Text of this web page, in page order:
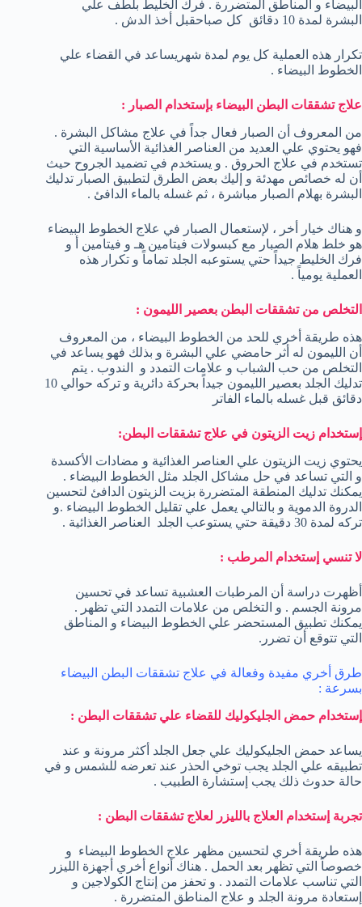
البيضاء و المناطق المتضررة . فرك الخليط بلطف علي
البشرة لمدة 10 دقائق كل صباحقبل أخذ الدش .
تكرار هذه العملية كل يوم لمدة شهريساعد في القضاء علي
الخطوط البيضاء .
علاج تشققات البطن البيضاء بإستخدام الصبار :
من المعروف أن الصبار فعال جداً في علاج مشاكل البشرة .
فهو يحتوي علي العديد من العناصر الغذائية الأساسية التي
تستخدم في علاج الحروق . و يستخدم في تضميد الجروح حيث
أن له خصائص مهدئة و إليك بعض الطرق لتطبيق الصبار تدليك
البشرة بهلام الصبار مباشرة ، ثم غسله بالماء الدافئ .
و هناك خيار أخر ، لإستعمال الصبار في علاج الخطوط البيضاء
هو خلط هلام الصبار مع كبسولات فيتامين هـ و فيتامين أ و
فرك الخليط جيداً حتي يستوعبه الجلد تماماً و تكرار هذه
العملية يومياً .
التخلص من تشققات البطن بعصير الليمون :
هذه طريقة أخري للحد من الخطوط البيضاء ، من المعروف
أن الليمون له أثر حامضي علي البشرة و بذلك فهو يساعد في
التخلص من حب الشباب و علامات التمدد و الندوب . يتم
تدليك الجلد بعصير الليمون جيداً بحركة دائرية و تركه حوالي 10
دقائق قبل غسله بالماء الفاتر
إستخدام زيت الزيتون في علاج تشققات البطن:
يحتوي زيت الزيتون علي العناصر الغذائية و مضادات الأكسدة
و التي تساعد في حل مشاكل الجلد مثل الخطوط البيضاء .
يمكنك تدليك المنطقة المتضررة بزيت الزيتون الدافئ لتحسين
الدروة الدموية و بالتالي يعمل علي تقليل الخطوط البيضاء .و
تركه لمدة 30 دقيقة حتي يستوعب الجلد العناصر الغذائية .
لا تنسي إستخدام المرطب :
أظهرت دراسة أن المرطبات العشبية تساعد في تحسين
مرونة الجسم . و التخلص من علامات التمدد التي تظهر .
يمكنك تطبيق المستحضر علي الخطوط البيضاء و المناطق
التي تتوقع أن تضرر.
طرق أخري مفيدة وفعالة في علاج تشققات البطن البيضاء
بسرعة :
إستخدام حمض الجليكوليك للقضاء علي تشققات البطن :
يساعد حمض الجليكوليك علي جعل الجلد أكثر مرونة و عند
تطبيقه علي الجلد يجب توخي الحذر عند تعرضه للشمس و في
حالة حدوث ذلك يجب إستشارة الطبيب .
تجربة إستخدام العلاج بالليزر لعلاج تشققات البطن :
هذه طريقة أخري لتحسين مظهر علاج الخطوط البيضاء و
خصوصاً التي تظهر بعد الحمل . هناك أنواع أخري أجهزة الليزر
التي تناسب علامات التمدد . و تحفز من إنتاج الكولاجين و
إستعادة مرونة الجلد و علاج المناطق المتضررة .